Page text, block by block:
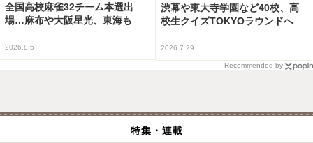
全国高校麻雀32チーム本選出
場…麻布や大阪星光、東海も
2026.8.5
渋幕や東大寺学園など40校、高
校生クイズTOKYOラウンドへ
2026.7.29
Recommended by
特集・連載